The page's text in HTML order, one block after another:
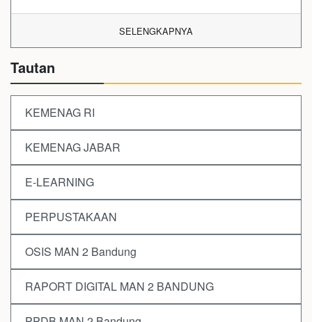
SELENGKAPNYA
Tautan
KEMENAG RI
KEMENAG JABAR
E-LEARNING
PERPUSTAKAAN
OSIS MAN 2 Bandung
RAPORT DIGITAL MAN 2 BANDUNG